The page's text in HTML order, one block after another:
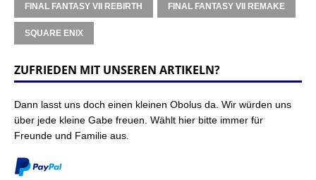
FINAL FANTASY VII REBIRTH FINAL FANTASY VII REMAKE
SQUARE ENIX
ZUFRIEDEN MIT UNSEREN ARTIKELN?
Dann lasst uns doch einen kleinen Obolus da. Wir würden uns
über jede kleine Gabe freuen. Wählt hier bitte immer für
Freunde und Familie aus.